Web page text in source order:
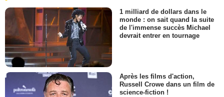
1 milliard de dollars dans le
monde : on sait quand la suite
de l'immense succès Michael
devrait entrer en tournage
Après les films d'action,
Russell Crowe dans un film de
science-fiction !